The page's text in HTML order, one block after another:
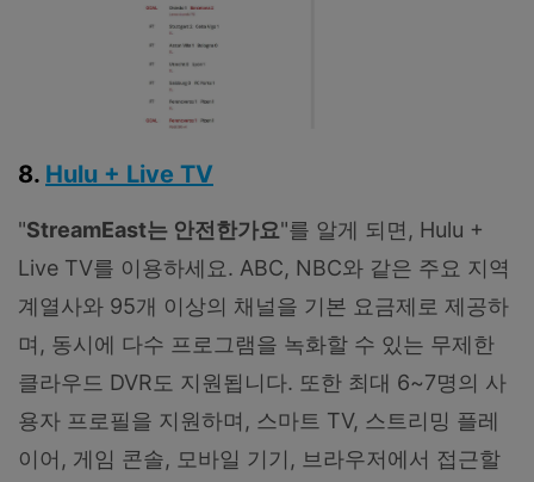
8. Hulu + Live TV
"StreamEast는 안전한가요"를 알게 되면, Hulu +
Live TV를 이용하세요. ABC, NBC와 같은 주요 지역
계열사와 95개 이상의 채널을 기본 요금제로 제공하
며, 동시에 다수 프로그램을 녹화할 수 있는 무제한
클라우드 DVR도 지원됩니다. 또한 최대 6~7명의 사
용자 프로필을 지원하며, 스마트 TV, 스트리밍 플레
이어, 게임 콘솔, 모바일 기기, 브라우저에서 접근할